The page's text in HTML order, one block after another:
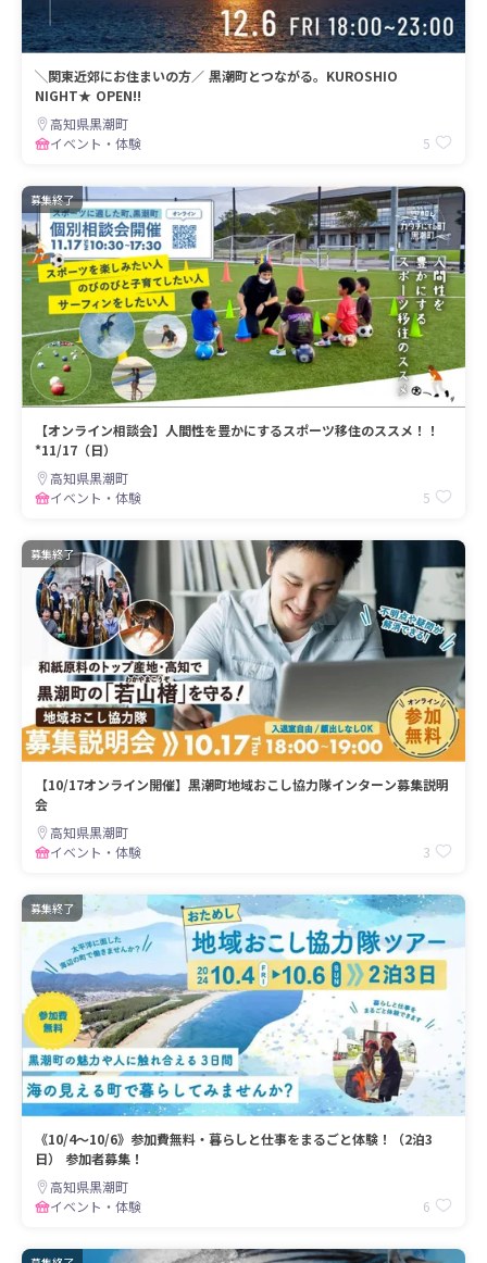
╲関東近郊にお住まいの方／ 黒潮町とつながる。KUROSHIO
NIGHT★ OPEN!!
高知県黒潮町
イベント・体験
5
募集終了
【オンライン相談会】人間性を豊かにするスポーツ移住のススメ！！
*11/17（日）
高知県黒潮町
イベント・体験
5
募集終了
【10/17オンライン開催】黒潮町地域おこし協力隊インターン募集説明
会
高知県黒潮町
イベント・体験
3
募集終了
《10/4～10/6》参加費無料・暮らしと仕事をまるごと体験！（2泊3
日） 参加者募集！
高知県黒潮町
イベント・体験
6